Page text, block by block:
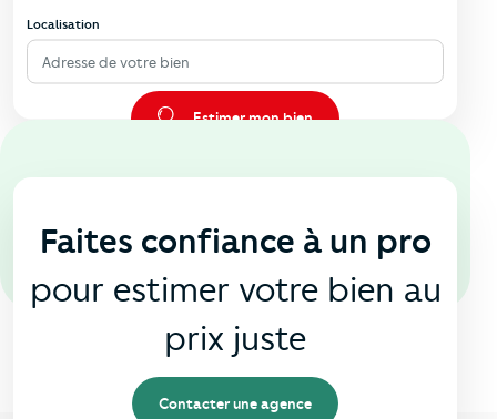
Localisation
Adresse de votre bien
Estimer mon bien
En agence
Faites confiance à un pro
pour estimer votre bien au
prix juste
Contacter une agence